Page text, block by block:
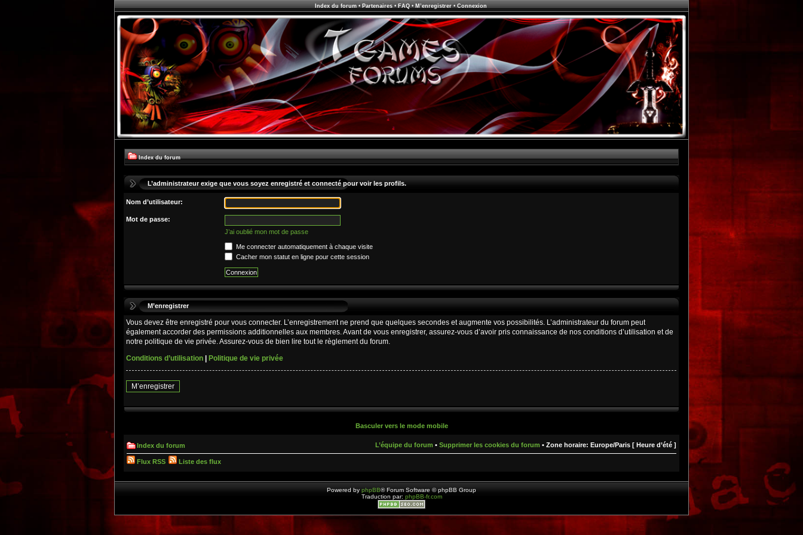
Index du forum• Partenaires• FAQ• M’enregistrer• Connexion
Index du forum
L’administrateur exige que vous soyez enregistré et connecté pour voir les profils.
Nom d’utilisateur:
Mot de passe:
J’ai oublié mon mot de passe
Me connecter automatiquement à chaque visite
Cacher mon statut en ligne pour cette session
M’enregistrer
Vous devez être enregistré pour vous connecter. L’enregistrement ne prend que quelques secondes et augmente vos possibilités. L’administrateur du forum peut
également accorder des permissions additionnelles aux membres. Avant de vous enregistrer, assurez-vous d’avoir pris connaissance de nos conditions d’utilisation et de
notre politique de vie privée. Assurez-vous de bien lire tout le règlement du forum.
Conditions d’utilisation
Politique de vie privée
M’enregistrer
Basculer vers le mode mobile
Index du forum L’équipe du forum • Supprimer les cookies du forum • Zone horaire: Europe/Paris [ Heure d’été ]
Flux RSS Liste des flux
Powered by phpBB® Forum Software © phpBB Group
Traduction par: phpBB-fr.com